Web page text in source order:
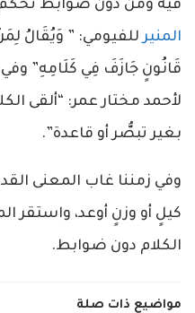
فيه ومن دون ضوابط تحكم
المنيرللفيومي: ” وَيُقَالُ
قَانُونٍ جَازَفَ فِي كَلَامِهِ”
لأحمد مختار عمر: “ألقى
بغير تبصُّر أو قاعدة”.
وفي زمننا غاب المعنى
كيلٍ أو وزنٍ أوعد، واستقر
الكلام دون ضوابط.
مواضيع ذات صلة